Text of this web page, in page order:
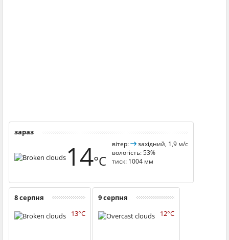
зараз
14°C
вітер:
західний, 1,9 м/с
вологість: 53%
тиск: 1004 мм
8 серпня
13°C
9 серпня
12°C